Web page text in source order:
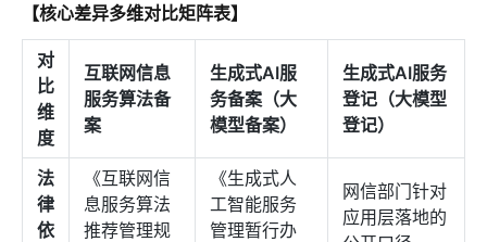
【核心差异多维对比矩阵表】
对
比
维
度
互联网信息
服务算法备
案
生成式AI服
务备案（大
模型备案）
生成式AI服务
登记（大模型
登记）
法
律
依
《互联网信
息服务算法
推荐管理规
《生成式人
工智能服务
管理暂行办
网信部门针对
应用层落地的